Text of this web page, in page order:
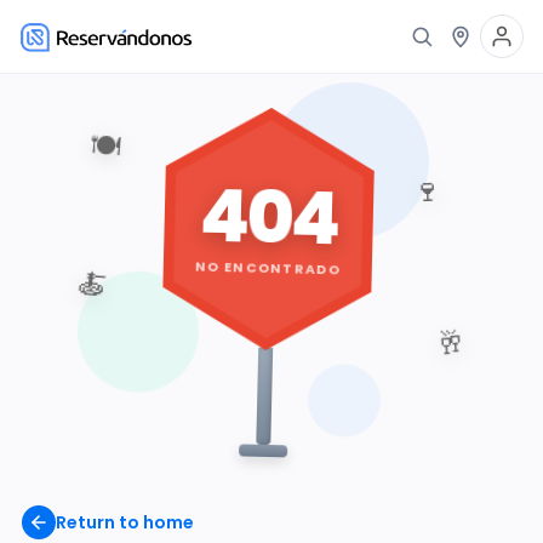
Return to home
🍽️
🍷
🥂
🍝
404
NO ENCONTRADO